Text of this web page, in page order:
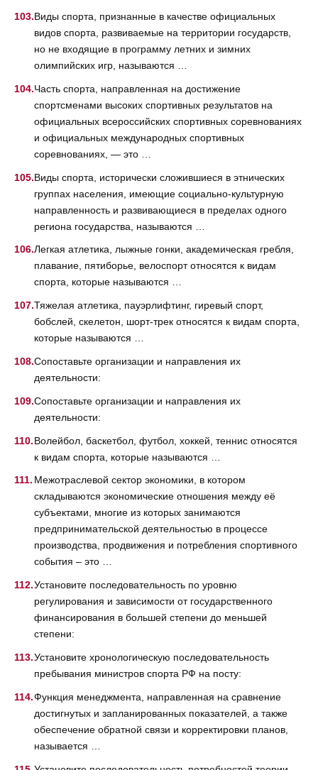
Виды спорта, признанные в качестве официальных
видов спорта, развиваемые на территории государств,
но не входящие в программу летних и зимних
олимпийских игр, называются …
Часть спорта, направленная на достижение
спортсменами высоких спортивных результатов на
официальных всероссийских спортивных соревнованиях
и официальных международных спортивных
соревнованиях, — это …
Виды спорта, исторически сложившиеся в этнических
группах населения, имеющие социально-культурную
направленность и развивающиеся в пределах одного
региона государства, называются …
Легкая атлетика, лыжные гонки, академическая гребля,
плавание, пятиборье, велоспорт относятся к видам
спорта, которые называются …
Тяжелая атлетика, пауэрлифтинг, гиревый спорт,
бобслей, скелетон, шорт-трек относятся к видам спорта,
которые называются …
Сопоставьте организации и направления их
деятельности:
Сопоставьте организации и направления их
деятельности:
Волейбол, баскетбол, футбол, хоккей, теннис относятся
к видам спорта, которые называются …
Межотраслевой сектор экономики, в котором
складываются экономические отношения между её
субъектами, многие из которых занимаются
предпринимательской деятельностью в процессе
производства, продвижения и потребления спортивного
события – это …
Установите последовательность по уровню
регулирования и зависимости от государственного
финансирования в большей степени до меньшей
степени:
Установите хронологическую последовательность
пребывания министров спорта РФ на посту:
Функция менеджмента, направленная на сравнение
достигнутых и запланированных показателей, а также
обеспечение обратной связи и корректировки планов,
называется …